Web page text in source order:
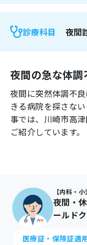
よくあるご質問
診療科目 夜間
夜間の急な体
夜間に突然体調不
きる病院を探さな
事では、 川崎市高
ご紹介しています。
【内科・
夜間・
ールドク
医療証・保険証適